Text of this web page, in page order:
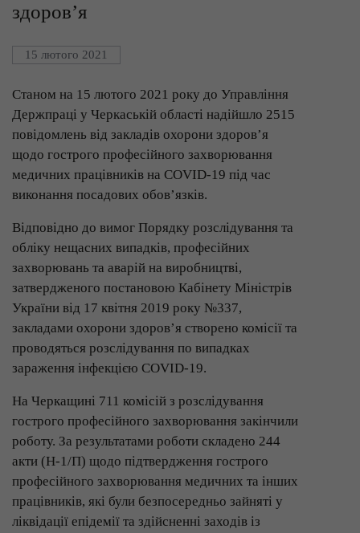
здоров’я
15 лютого 2021
Станом на 15 лютого 2021 року до Управління
Держпраці у Черкаській області надійшло 2515
повідомлень від закладів охорони здоров’я
щодо гострого професійного захворювання
медичних працівників на COVID-19 під час
виконання посадових обов’язків.
Відповідно до вимог Порядку розслідування та
обліку нещасних випадків, професійних
захворювань та аварій на виробництві,
затвердженого постановою Кабінету Міністрів
України від 17 квітня 2019 року №337,
закладами охорони здоров’я створено комісії та
проводяться розслідування по випадках
зараження інфекцією COVID-19.
На Черкащині 711 комісій з розслідування
гострого професійного захворювання закінчили
роботу. За результатами роботи складено 244
акти (Н-1/П) щодо підтвердження гострого
професійного захворювання медичних та інших
працівників, які були безпосередньо зайняті у
ліквідації епідемії та здійсненні заходів із